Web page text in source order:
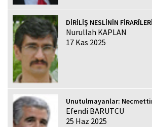
DİRİLİŞ NESLİNİN
Nurullah KAPLAN
17 Kas 2025
Unutulmayanlar:
Efendi BARUTCU
25 Haz 2025